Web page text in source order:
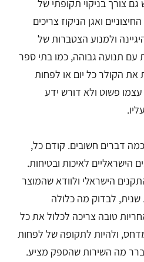
צורך בניקוי תקופתי של
ואגן הניקוז צריכים
ולמנוע הצטברות של
עם תנועה גבוהה, כמו בתי ספר
את הקולר כל יום או לפחות
פשוט ולא דורש ידע
דברים חשובים. קודם כל,
הישראליים לאיכות ובטיחות.
הישראלי ולוודא שהמוצר
לבדוק מה כלולה
טובה צריכה לכלול את כל
ולהיות לתקופה של לפחות
מה השירות שהספק מציע.